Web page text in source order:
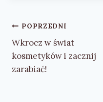
Nawigacja
wpisu
POPRZEDNI
Wkrocz w świat
kosmetyków i zacznij
zarabiać!